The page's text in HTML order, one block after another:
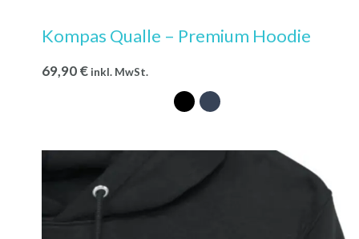
Kompas Qualle – Premium Hoodie
69,90€ inkl. MwSt.